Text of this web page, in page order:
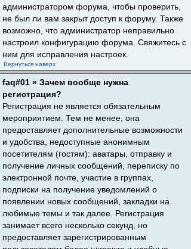
администратором форума, чтобы проверить,
не был ли вам закрыт доступ к форуму. Также
возможно, что администратор неправильно
настроил конфигурацию форума. Свяжитесь с
ним для исправления настроек.
Вернуться наверх
faq#01 » Зачем вообще нужна
регистрация?
Регистрация не является обязательным
мероприятием. Тем не менее, она
предоставляет дополнительные возможности
и удобства, недоступные анонимным
посетителям (гостям): аватары, отправку и
получение личных сообщений, переписку по
электронной почте, участие в группах,
подписки на получение уведомлений о
появлении новых сообщений, закладки на
любимые темы и так далее. Регистрация
занимает всего несколько секунд, но
предоставляет зарегистрированным